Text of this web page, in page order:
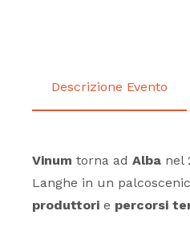
Descrizione Evento
Vinum torna ad Alba nel
Langhe in un
produttori e percorsi